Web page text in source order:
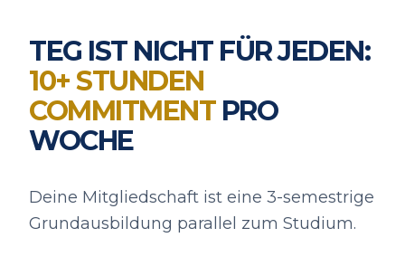
TEG IST NICHT FÜR JEDEN:
10+ STUNDEN
COMMITMENT PRO
WOCHE
Deine Mitgliedschaft ist eine 3-semestrige
Grundausbildung parallel zum Studium.